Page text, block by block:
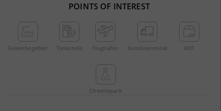
POINTS OF INTEREST
Gewerbe­gebiet Tankstelle Flughafen Kombi­terminal KEP
Chemie­park